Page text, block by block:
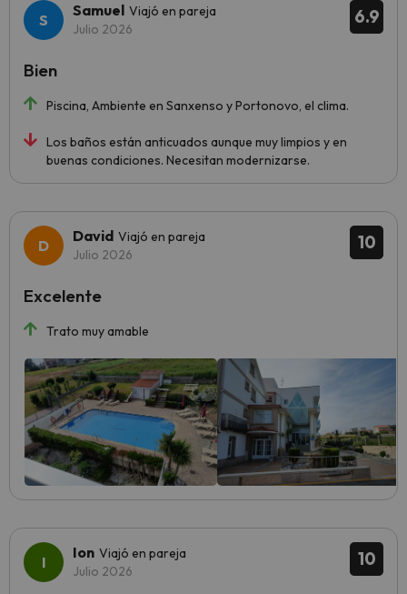
6.9
Samuel Viajó en pareja
Julio 2026
Piscina, Ambiente en Sanxenso y Portonovo, el clima.
Los baños están anticuados aunque muy limpios y en
buenas condiciones. Necesitan modernizarse.
Bien
10
David Viajó en pareja
Julio 2026
Trato muy amable
Excelente
10
Ion Viajó en pareja
Julio 2026